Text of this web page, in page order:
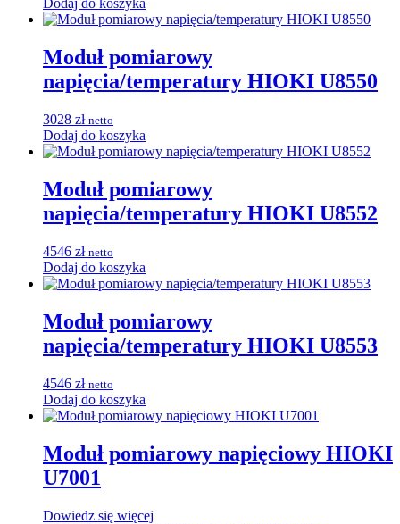
Dodaj do koszyka
Moduł pomiarowy
napięcia/temperatury HIOKI U8550
3028 zł netto
Dodaj do koszyka
Moduł pomiarowy
napięcia/temperatury HIOKI U8552
4546 zł netto
Dodaj do koszyka
Moduł pomiarowy
napięcia/temperatury HIOKI U8553
4546 zł netto
Dodaj do koszyka
Moduł pomiarowy napięciowy HIOKI
U7001
Dowiedz się więcej